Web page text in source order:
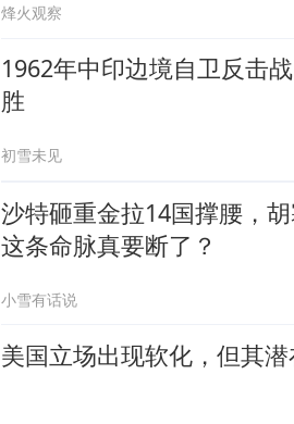
烽火观察
1962年中印边境自卫反击
胜
初雪未见
沙特砸重金拉14国撑腰，
这条命脉真要断了？
小雪有话说
美国立场出现软化，但其